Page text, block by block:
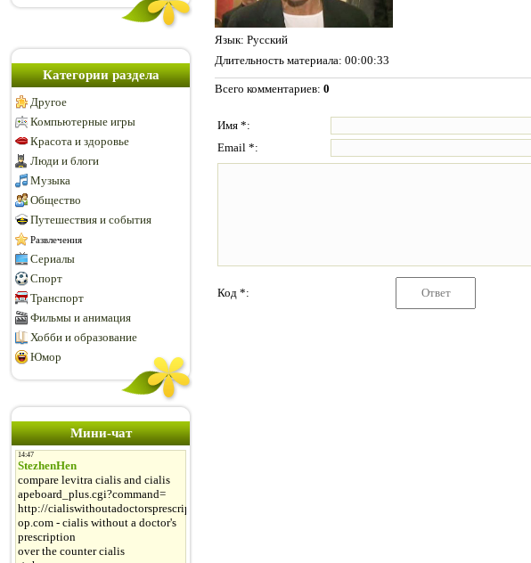
Категории раздела
Другое
Компьютерные игры
Красота и здоровье
Люди и блоги
Музыка
Общество
Путешествия и события
Развлечения
Сериалы
Спорт
Транспорт
Фильмы и анимация
Хобби и образование
Юмор
Мини-чат
Язык: Русский
Длительность материала: 00:00:33
Всего комментариев: 0
Имя *:
Email *:
Код *: